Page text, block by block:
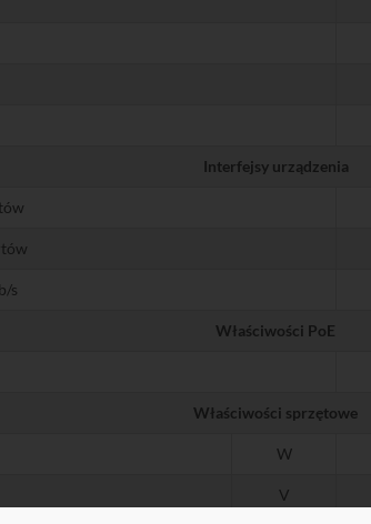
Interfejsy urządzenia
s
Właściwości PoE
Właściwości sprzętowe
W
V